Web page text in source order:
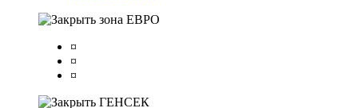
зона ЕВРО
¤
¤
¤
ГЕНСЕК